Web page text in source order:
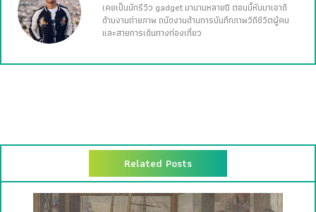
เคยเป็นนักรีวิว gadget มานานหลายปี ตอนนี้หันมาเอาดี
ด้านงานถ่ายภาพ ถนัดงานด้านการบันทึกภาพวิถีชีวิตผู้คน
และสายการเดินทางท่องเที่ยว
Related Posts